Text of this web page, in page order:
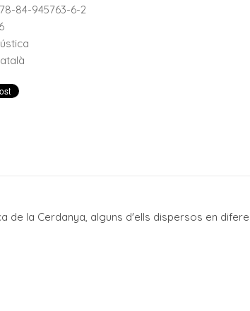
84-945763-6-2
la Cerdanya, alguns d'ells dispersos en